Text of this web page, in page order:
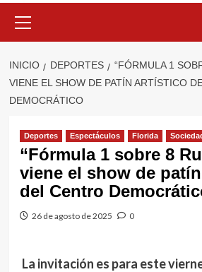
primario
INICIO DEPORTES
“FÓRMULA 1
VIENE EL SHOW DE PATÍN ARTÍSTICO
DEMOCRÁTICO
Deportes Espectáculos Florida
“Fórmula 1 sobre 8
viene el show de
del Centro
26 de agosto de 2025 0
La invitación es para este